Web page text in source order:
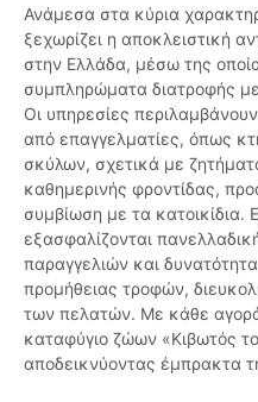
Ανάμεσα στα κύρια
ξεχωρίζει η αποκλειστική
στην Ελλάδα, μέσω της
συμπληρώματα διατροφής
Οι υπηρεσίες
από επαγγελματίες, όπως
σκύλων, σχετικά με
καθημερινής φροντίδας,
συμβίωση με τα κατοικίδια.
εξασφαλίζονται
παραγγελιών και
προμήθειας τροφών,
των πελατών. Με κάθε αγορά
καταφύγιο ζώων «Κιβωτός
αποδεικνύοντας έμπρακτα